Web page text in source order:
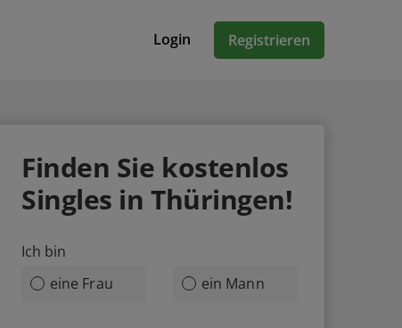
Login Registrieren
Finden Sie kostenlos
Singles in Thüringen!
Ich bin
eine Frau
ein Mann